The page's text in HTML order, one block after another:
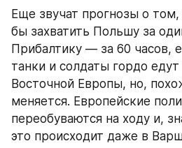
Еще звучат прогнозы о том,
бы захватить Польшу за
Прибалтику — за 60 часов,
танки и солдаты гордо
Восточной Европы, но,
меняется. Европейские
переобуваются на ходу и,
это происходит даже в